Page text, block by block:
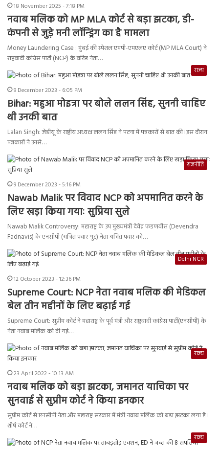
18 November 2025 - 7:18 PM
नवाब मलिक को MP MLA कोर्ट से बड़ा झटका, डी-
कंपनी से जुड़े मनी लॉन्ड्रिंग का है मामला
Money Laundering Case : मुंबई की स्पेशल एमपी-एमएलए कोर्ट (MP MLA Court) ने
राष्ट्रवादी कांग्रेस पार्टी (NCP) के वरिष्ठ नेता…
राज्य
9 December 2023 - 6:05 PM
Bihar: महुआ मोइत्रा पर बोले ललन सिंह, सुननी चाहिए
थी उनकी बात
Lalan Singh: जेडीयू के राष्ट्रीय अध्यक्ष ललन सिंह ने पटना में पत्रकारों से बात की। इस दौरान
पत्रकारों ने उनसे…
राजनीति
9 December 2023 - 5:16 PM
Nawab Malik पर विवाद NCP को अपमानित करने के
लिए खड़ा किया गयाः सुप्रिया सुले
Nawab Malik Controversy: महाराष्ट्र के उप मुख्यमंत्री देवेंद्र फडणवीस (Devendra
Fadnavis) के एनसीपी (अजित पवार गुट) नेता अजित पवार को…
Delhi NCR
12 October 2023 - 12:36 PM
Supreme Court: NCP नेता नवाब मलिक की मेडिकल
बेल तीन महीनों के लिए बढ़ाई गई
Supreme Court: सुप्रीम कोर्ट ने महाराष्ट्र के पूर्व मंत्री और राष्ट्रवादी कांग्रेस पार्टी(एनसीपी) के
नेता नवाब मलिक को दी गई…
राज्य
23 April 2022 - 10:13 AM
नवाब मलिक को बड़ा झटका, जमानत याचिका पर
सुनवाई से सुप्रीम कोर्ट ने किया इनकार
सुप्रीम कोर्ट से एनसीपी नेता और महाराष्ट्र सरकार में मंत्री नवाब मलिक को बड़ा झटका लगा है।
शीर्ष कोर्ट ने…
राज्य